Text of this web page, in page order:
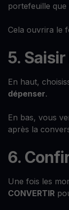
portefeuille
Cela ouvrira le
5.
En haut,
dépenser.
En bas, vous
après la
6.
Une fois les
CONVERTIR